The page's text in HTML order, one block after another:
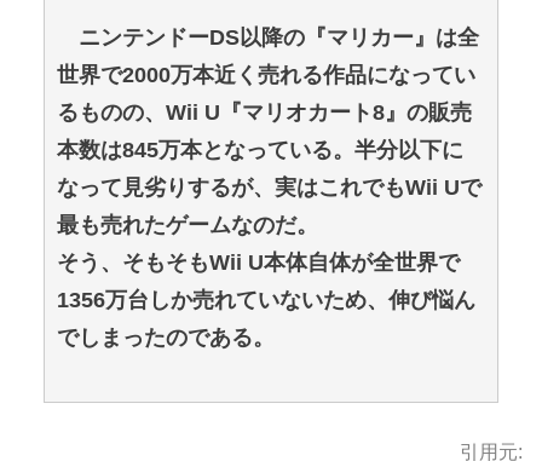
ニンテンドーDS以降の『マリカー』は全
世界で2000万本近く売れる作品になってい
るものの、Wii U『マリオカート8』の販売
本数は845万本となっている。半分以下に
なって見劣りするが、実はこれでもWii Uで
最も売れたゲームなのだ。
そう、そもそもWii U本体自体が全世界で
1356万台しか売れていないため、伸び悩ん
でしまったのである。
引用元: